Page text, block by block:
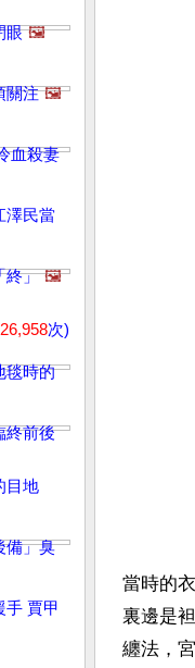
眼 🖼️
關注 🖼️
血殺妻
澤民當
終」 🖼️
26,958次)
毯時的
終前後
目地
備」臭
手 賈甲
當時的
裏邊是
纏法，